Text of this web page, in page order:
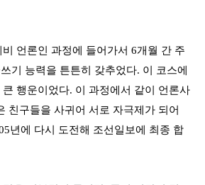
언론인 과정에 들어가서 6개월 간 주
기 능력을 튼튼히 갖추었다. 이 코스에
행운이었다. 이 과정에서 같이 언론사
친구들을 사귀어 서로 자극제가 되어
년에 다시 도전해 조선일보에 최종 합